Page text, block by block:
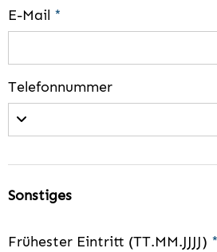
E-Mail *
Telefonnummer
Sonstiges
Frühester Eintritt (TT.MM.JJJJ) *